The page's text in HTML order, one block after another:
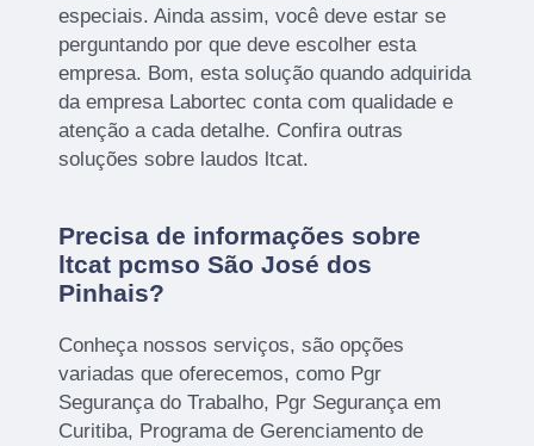
especiais. Ainda assim, você deve estar se
perguntando por que deve escolher esta
empresa. Bom, esta solução quando adquirida
da empresa Labortec conta com qualidade e
atenção a cada detalhe. Confira outras
soluções sobre laudos ltcat.
Precisa de informações sobre
ltcat pcmso São José dos
Pinhais?
Conheça nossos serviços, são opções
variadas que oferecemos, como Pgr
Segurança do Trabalho, Pgr Segurança em
Curitiba, Programa de Gerenciamento de